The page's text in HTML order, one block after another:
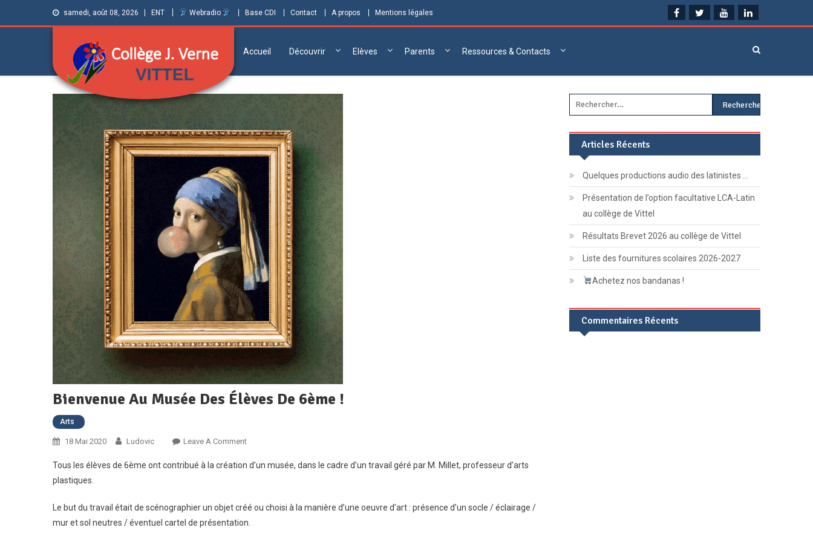
samedi, août 08, 2026 ENT Webradio Base CDI Contact A propos Mentions légales
Collège Jules
Verne de Vittel
(Vosges)
Informations et ressources pour élèves,
parents et personnels
Accueil Découvrir Elèves Parents Ressources & Contacts
Bienvenue Au Musée Des Élèves De 6ème !
Arts
18 Mai 2020 Ludovic Leave A CommentOn
Au
Élèves
De
Tous les élèves de 6ème ont contribué à la création d’un musée, dans le cadre d’un travail géré par M. Millet, professeur d’arts
plastiques.
Le but du travail était de scénographier un objet créé ou choisi à la manière d’une oeuvre d’art : présence d’un socle / éclairage /
mur et sol neutres / éventuel cartel de présentation.
Rechercher :
Articles Récents
Quelques productions audio des latinistes …
Présentation de l’option facultative LCA-Latin
au collège de Vittel
Résultats Brevet 2026 au collège de Vittel
Liste des fournitures scolaires 2026-2027
Achetez nos bandanas !
Commentaires Récents